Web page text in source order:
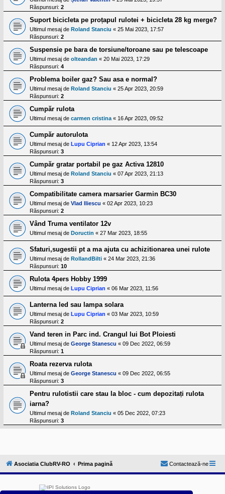
Răspunsuri: 2
Suport bicicleta pe proțapul rulotei + bicicleta 28 kg merge?
Ultimul mesaj de Roland Stanciu « 25 Mai 2023, 17:57
Răspunsuri: 2
Suspensie pe bara de torsiune/toroane sau pe telescoape
Ultimul mesaj de olteandan « 20 Mai 2023, 17:29
Răspunsuri: 4
Problema boiler gaz? Sau asa e normal?
Ultimul mesaj de Roland Stanciu « 25 Apr 2023, 20:59
Răspunsuri: 2
Cumpăr rulota
Ultimul mesaj de carmen cristina « 16 Apr 2023, 09:52
Cumpăr autorulota
Ultimul mesaj de Lupu Ciprian « 12 Apr 2023, 13:54
Răspunsuri: 3
Cumpăr gratar portabil pe gaz Activa 12810
Ultimul mesaj de Roland Stanciu « 07 Apr 2023, 21:13
Răspunsuri: 3
Compatibilitate camera marsarier Garmin BC30
Ultimul mesaj de Vlad Iliescu « 02 Apr 2023, 10:23
Răspunsuri: 2
Vând Truma ventilator 12v
Ultimul mesaj de Doructin « 27 Mar 2023, 18:55
Sfaturi,sugestii pt a ma ajuta cu achizitionarea unei rulote
Ultimul mesaj de RollandBilti « 24 Mar 2023, 21:36
Răspunsuri: 10
Rulota 4pers Hobby 1999
Ultimul mesaj de Lupu Ciprian « 06 Mar 2023, 11:56
Lanterna led sau lampa solara
Ultimul mesaj de Lupu Ciprian « 03 Mar 2023, 10:59
Răspunsuri: 2
Vand teren in Parc ind. Crangul lui Bot Ploiesti
Ultimul mesaj de George Stanescu « 09 Dec 2022, 06:59
Răspunsuri: 1
Roata rezerva rulota
Ultimul mesaj de George Stanescu « 09 Dec 2022, 06:55
Răspunsuri: 3
Pentru rulotistii care stau la bloc - cum depozitați rulota
iarna?
Ultimul mesaj de Roland Stanciu « 05 Dec 2022, 07:23
Răspunsuri: 3
Asociatia ClubRV-RO Prima pagină Contactează-ne